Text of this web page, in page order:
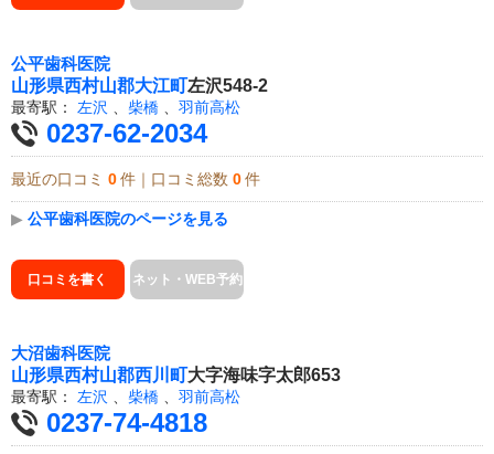
公平歯科医院
山形県西村山郡大江町左沢548-2
最寄駅： 左沢 柴橋 羽前高松
0237-62-2034
最近の口コミ 0 件｜口コミ総数 0 件
▶ 公平歯科医院のページを見る
口コミを書く ネット・WEB予約
大沼歯科医院
山形県西村山郡西川町大字海味字太郎653
最寄駅： 左沢 柴橋 羽前高松
0237-74-4818